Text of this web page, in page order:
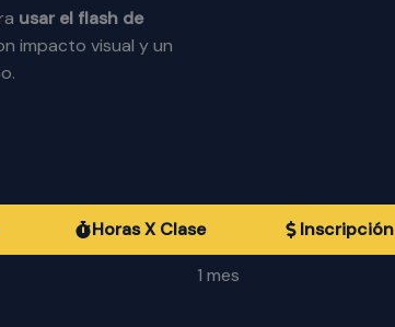
usar el flash de
impacto visual y un
Horas X Clase Inscripción
1 mes